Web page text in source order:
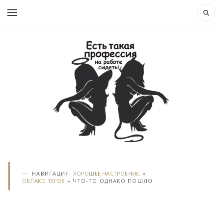
НАВИГАЦИЯ:ХОРОШЕЕ НАСТРОЕНИЕ. »
ОБЛАКО ТЕГОВ » ЧТО-ТО ОДНАКО ПОШЛО